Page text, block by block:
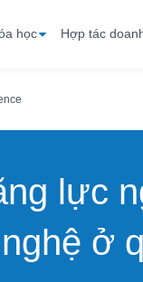
học Hợp tác
lực
ở